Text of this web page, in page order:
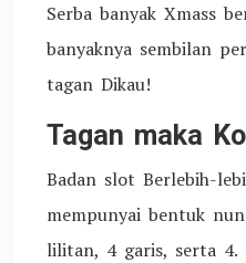
Serba banyak Xmass
banyaknya sembilan
tagan Dikau!
Tagan maka
Badan slot Berlebih-
mempunyai bentuk
lilitan, 4 garis, serta 4.